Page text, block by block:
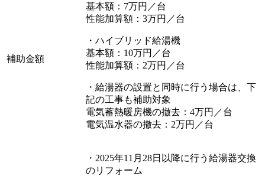
補助金額
基本額：7万円／台
性能加算額：3万円／台
・ハイブリッド給湯機
基本額：10万円／台
性能加算額：2万円／台
・給湯器の設置と同時に行う場合は、下
記の工事も補助対象
電気蓄熱暖房機の撤去：4万円／台
電気温水器の撤去：2万円／台
・2025年11月28日以降に行う給湯器交換
のリフォーム